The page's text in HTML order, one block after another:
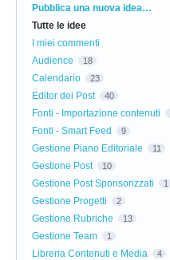
Categorie
Pubblica una nuova idea…
Tutte le idee
I miei commenti
Audience
18
Calendario 23
Editor dei Post 40
Fonti - Importazione contenuti
Fonti - Smart Feed 9
Gestione Piano Editoriale 11
Gestione Post 10
Gestione Post Sponsorizzati 1
Gestione Progetti 2
Gestione Rubriche 13
Gestione Team 1
Libreria Contenuti e Media 4